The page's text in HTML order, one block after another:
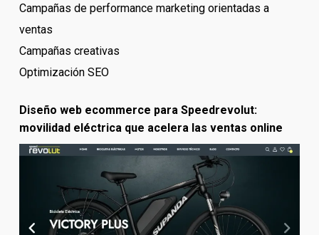
Campañas de performance marketing orientadas a
ventas
Campañas creativas
Optimización SEO
Diseño web ecommerce para Speedrevolut:
movilidad eléctrica que acelera las ventas online